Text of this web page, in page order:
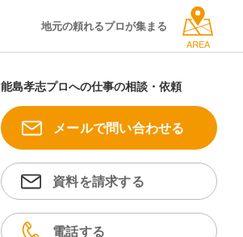
地元の頼れるプロが集まる
AREA
能島孝志プロへの仕事の相談・依頼
メールで問い合わせる
資料を請求する
電話する